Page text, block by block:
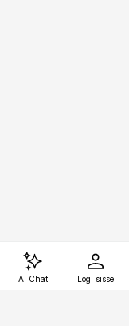
AI Chat Logi sisse